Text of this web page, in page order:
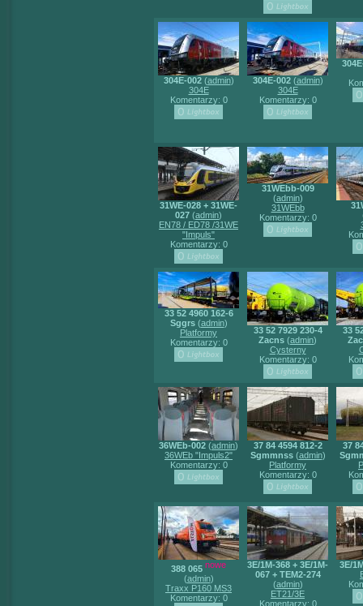
304E-002(admin)
304E
Komentarzy: 0
304E-002(admin)
304E
Komentarzy: 0
31WE-028 + 31WE-
027 (admin)
EN78 / ED78 /31WE
"Impuls"
Komentarzy: 0
31WEbb-009
(admin)
31WEbb
Komentarzy: 0
33 52 4960 162-6
Sggrs(admin)
Platformy
Komentarzy: 0
33 52 7929 230-4
Zacns (admin)
Cysterny
Komentarzy: 0
33
36WEb-002 (admin)
36WEb "Impuls2"
Komentarzy: 0
37 84 4594 812-2
Sgmmnss(admin)
Platformy
Komentarzy: 0
37
388 065 nowe
(admin)
Traxx P160 MS3
Komentarzy: 0
3E/1M-368 + 3E/1M-
067 + TEM2-274
(admin)
ET21/3E
Komentarzy: 0
3E/